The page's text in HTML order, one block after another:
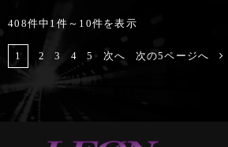
408件中1件～10件を表示
1 2 3 4 5 次へ 次の5ページへ